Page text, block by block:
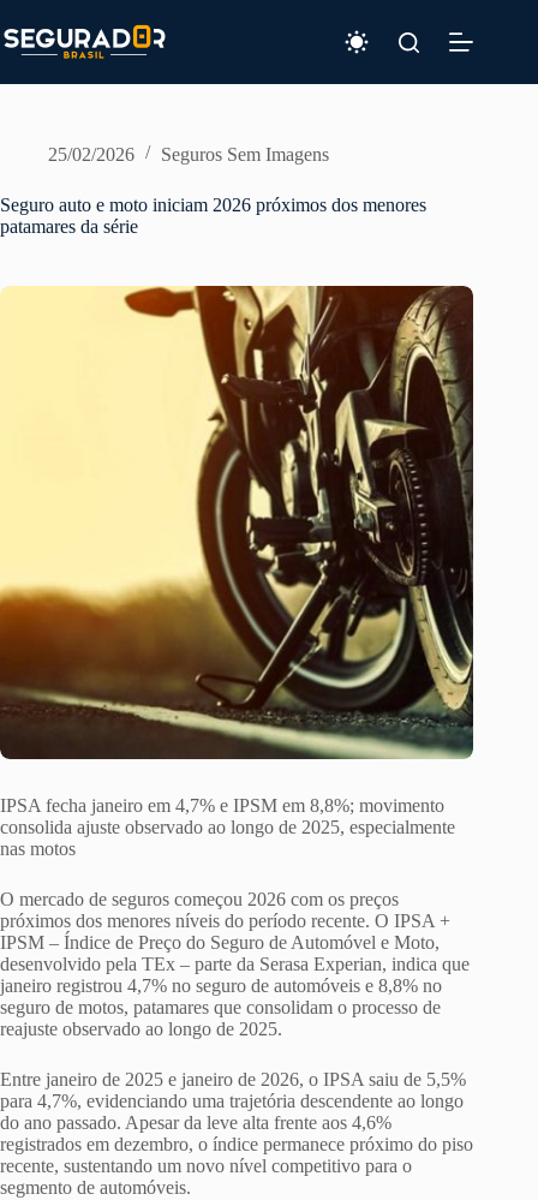
para
o
25/02/2026 Seguros Sem Imagens
Seguro auto e moto iniciam 2026 próximos dos menores
patamares da série
IPSA fecha janeiro em 4,7% e IPSM em 8,8%; movimento
consolida ajuste observado ao longo de 2025, especialmente
nas motos
O mercado de seguros começou 2026 com os preços
próximos dos menores níveis do período recente. O IPSA +
IPSM – Índice de Preço do Seguro de Automóvel e Moto,
desenvolvido pela TEx – parte da Serasa Experian, indica que
janeiro registrou 4,7% no seguro de automóveis e 8,8% no
seguro de motos, patamares que consolidam o processo de
reajuste observado ao longo de 2025.
Entre janeiro de 2025 e janeiro de 2026, o IPSA saiu de 5,5%
para 4,7%, evidenciando uma trajetória descendente ao longo
do ano passado. Apesar da leve alta frente aos 4,6%
registrados em dezembro, o índice permanece próximo do piso
recente, sustentando um novo nível competitivo para o
segmento de automóveis.